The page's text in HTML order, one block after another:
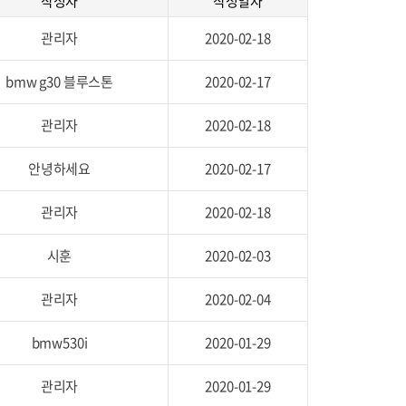
관리자
2020-02-18
bmw g30 블루스톤 2020-02-17
관리자 2020-02-18
안녕하세요 2020-02-17
관리자 2020-02-18
시훈 2020-02-03
관리자 2020-02-04
bmw530i 2020-01-29
관리자 2020-01-29